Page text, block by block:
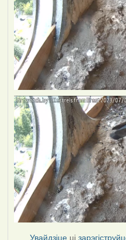
Увайдзіце ці